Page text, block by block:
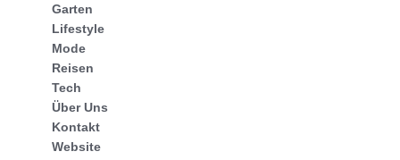
Garten
Lifestyle
Mode
Reisen
Tech
Über Uns
Kontakt
Website